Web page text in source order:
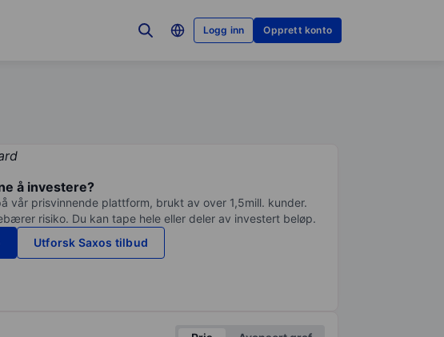
Logg inn Opprett konto
å investere?
vår prisvinnende plattform, brukt av over 1,5mill. kunder.
risiko. Du kan tape hele eller deler av investert beløp.
Utforsk Saxos tilbud